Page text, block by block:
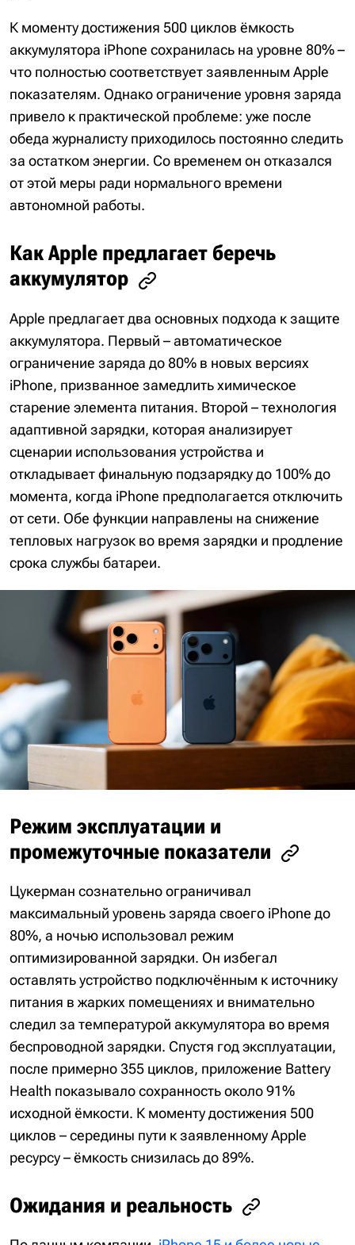
К моменту достижения 500 циклов ёмкость
аккумулятора iPhone сохранилась на уровне 80% –
что полностью соответствует заявленным Apple
показателям. Однако ограничение уровня заряда
привело к практической проблеме: уже после
обеда журналисту приходилось постоянно следить
за остатком энергии. Со временем он отказался
от этой меры ради нормального времени
автономной работы.
Как Apple предлагает беречь
аккумулятор
Apple предлагает два основных подхода к защите
аккумулятора. Первый – автоматическое
ограничение заряда до 80% в новых версиях
iPhone, призванное замедлить химическое
старение элемента питания. Второй – технология
адаптивной зарядки, которая анализирует
сценарии использования устройства и
откладывает финальную подзарядку до 100% до
момента, когда iPhone предполагается отключить
от сети. Обе функции направлены на снижение
тепловых нагрузок во время зарядки и продление
срока службы батареи.
Режим эксплуатации и
промежуточные показатели
Цукерман сознательно ограничивал
максимальный уровень заряда своего iPhone до
80%, а ночью использовал режим
оптимизированной зарядки. Он избегал
оставлять устройство подключённым к источнику
питания в жарких помещениях и внимательно
следил за температурой аккумулятора во время
беспроводной зарядки. Спустя год эксплуатации,
после примерно 355 циклов, приложение Battery
Health показывало сохранность около 91%
исходной ёмкости. К моменту достижения 500
циклов – середины пути к заявленному Apple
ресурсу – ёмкость снизилась до 89%.
Ожидания и реальность